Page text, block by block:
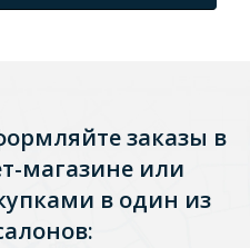
заказы в
магазине или
в один из